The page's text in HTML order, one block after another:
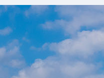
エキガタリ